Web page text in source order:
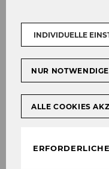
Englisch
Institutes
The ISOM
renowned senior
INDIVIDUELLE
NUR
ALLE COOKIES